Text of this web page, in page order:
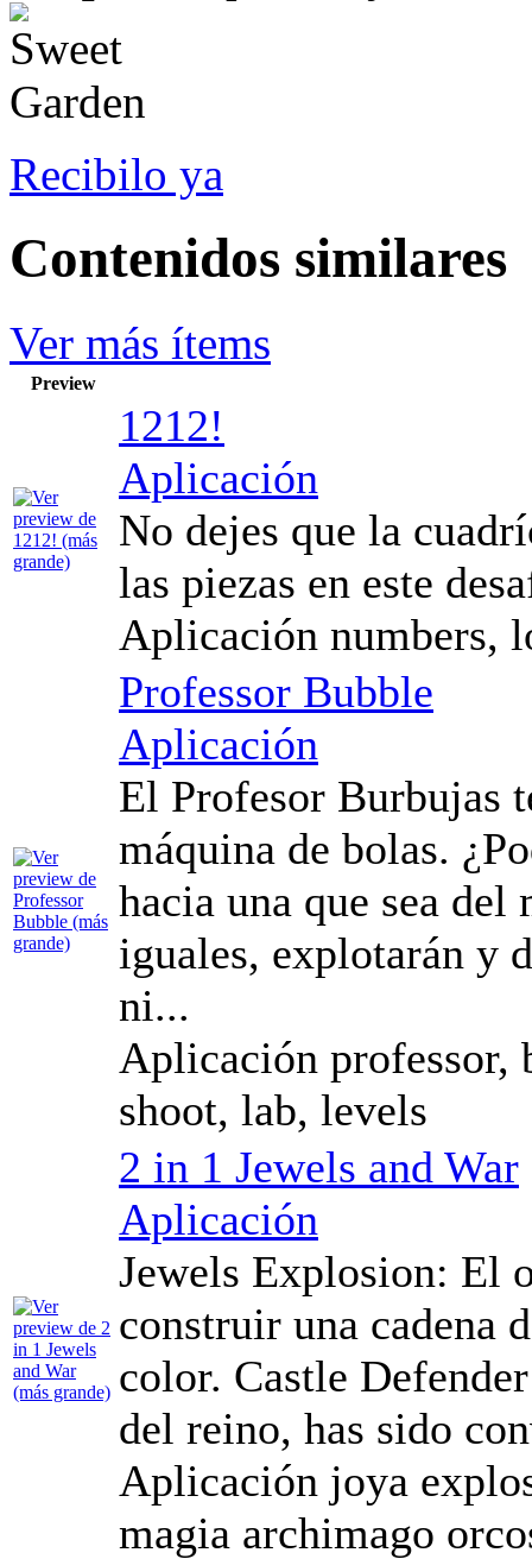
Recibilo ya
Contenidos similares
Ver más ítems
Preview
1212!
Aplicación
No dejes que la
las piezas en este
Aplicación numbers,
Professor Bubble
Aplicación
El Profesor Burbujas
máquina de bolas.
hacia una que sea
iguales, explotarán y
ni...
Aplicación professor,
shoot, lab, levels
2 in 1 Jewels and War
Aplicación
Jewels Explosion: El
construir una cadena
color. Castle
del reino, has sido
Aplicación joya
magia archimago